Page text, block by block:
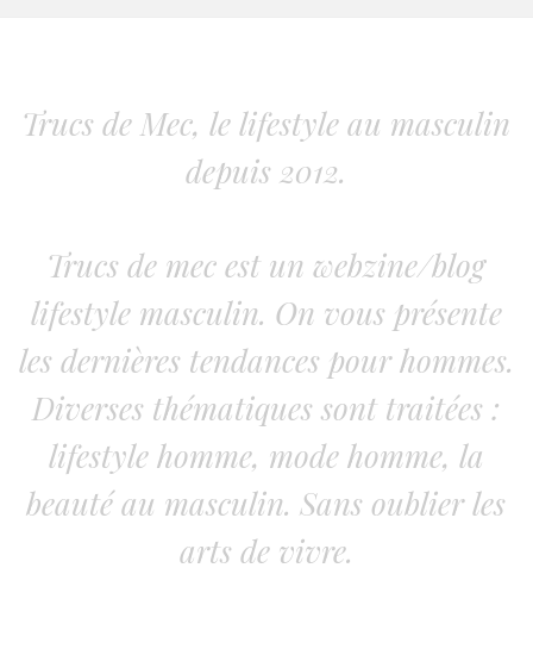
Trucs de Mec, le lifestyle au masculin
depuis 2012.
Trucs de mec est un webzine/blog
lifestyle masculin. On vous présente
les dernières tendances pour hommes.
Diverses thématiques sont traitées :
lifestyle homme, mode homme, la
beauté au masculin. Sans oublier les
arts de vivre.